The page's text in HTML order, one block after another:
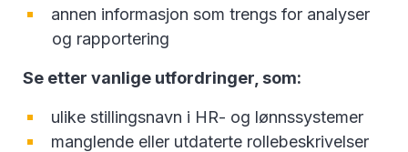
annen informasjon som trengs for analyser
og rapportering
Se etter vanlige utfordringer, som:
ulike stillingsnavn i HR- og lønnssystemer
manglende eller utdaterte rollebeskrivelser